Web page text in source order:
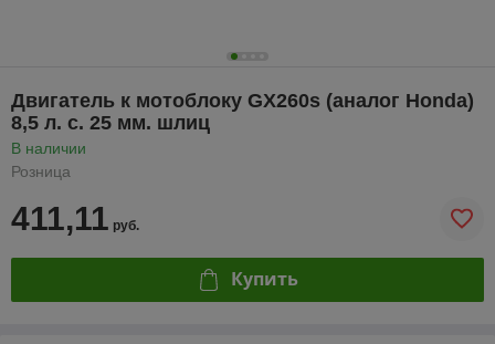
Двигатель к мотоблоку GX260s (аналог Honda)
8,5 л. с. 25 мм. шлиц
В наличии
Розница
411,11 руб.
Купить